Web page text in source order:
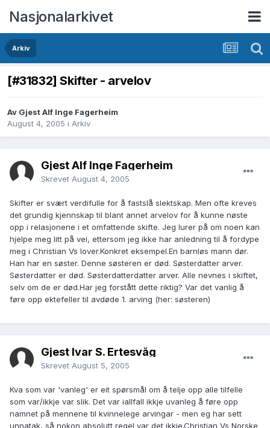
Nasjonalarkivet
Arkiv
[#31832] Skifter - arvelov
Av Gjest Alf Inge Fagerheim
August 4, 2005 i Arkiv
Gjest Alf Inge Fagerheim
Skrevet August 4, 2005
Skifter er svært verdifulle for å fastslå slektskap. Men ofte kreves
det grundig kjennskap til blant annet arvelov for å kunne nøste
opp i relasjonene i et omfattende skifte. Jeg lurer på om noen kan
hjelpe meg litt på vei, ettersom jeg ikke har anledning til å fordype
meg i Christian Vs lover.Konkret eksempel.En barnløs mann dør.
Han har en søster. Denne søsteren er død. Søsterdatter arver.
Søsterdatter er død. Søsterdatterdatter arver. Alle nevnes i skiftet,
selv om de er død.Har jeg forstått dette riktig? Var det vanlig å
føre opp ektefeller til avdøde 1. arving (her: søsteren)
Gjest Ivar S. Ertesvåg
Skrevet August 5, 2005
Kva som var 'vanleg' er eit spørsmål om å telje opp alle tilfelle
som var/ikkje var slik. Det var iallfall ikkje uvanleg å føre opp
namnet på mennene til kvinnelege arvingar - men eg har sett
unnatak, så nokon absolutt regel var det ikkje.Christian Vs Norske